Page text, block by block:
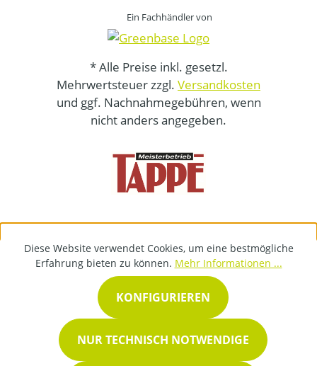
Ein Fachhändler von
* Alle Preise inkl. gesetzl.
Mehrwertsteuer zzgl. Versandkosten
und ggf. Nachnahmegebühren, wenn
nicht anders angegeben.
Diese Website verwendet Cookies, um eine bestmögliche
Erfahrung bieten zu können. Mehr Informationen ...
NUR TECHNISCH NOTWENDIGE
KONFIGURIEREN